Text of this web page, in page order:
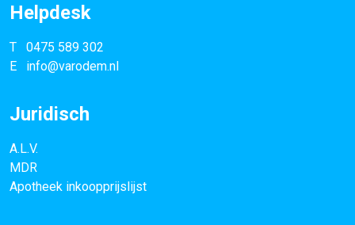
Helpdesk
T
0475 589 302
E
info@varodem.nl
Juridisch
A.L.V.
MDR
Apotheek inkoopprijslijst